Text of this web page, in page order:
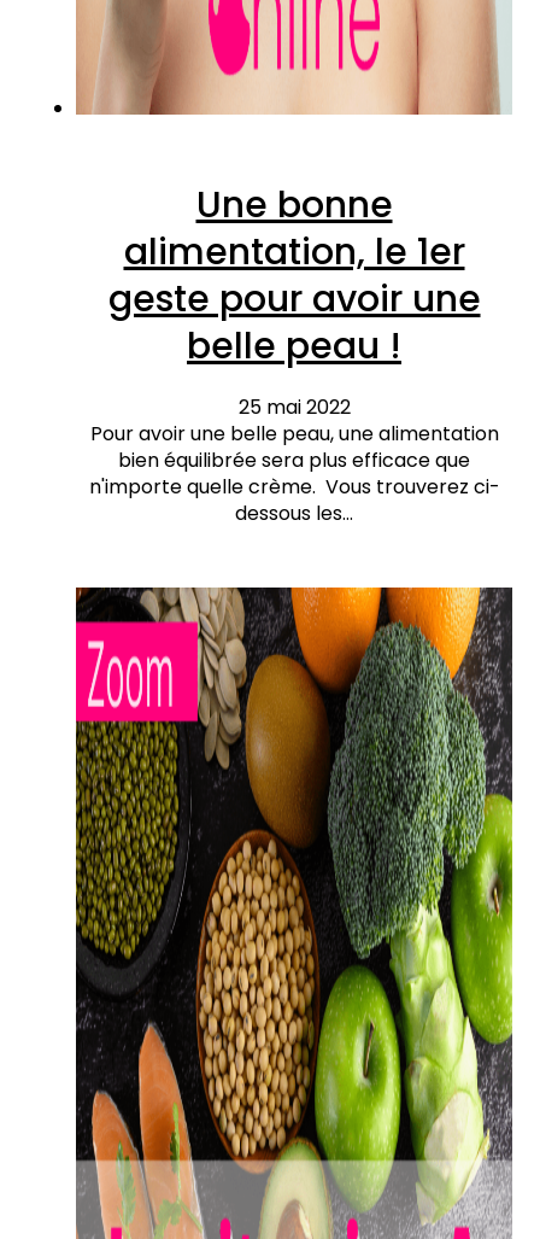
Une bonne
alimentation, le 1er
geste pour avoir une
belle peau !
25 mai 2022
Pour avoir une belle peau, une alimentation
bien équilibrée sera plus efficace que
n'importe quelle crème. Vous trouverez ci-
dessous les…